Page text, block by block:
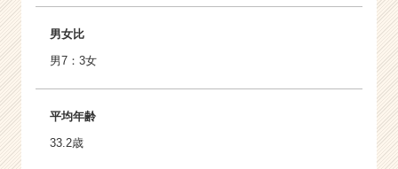
男女比
男7：3女
平均年齢
33.2歳